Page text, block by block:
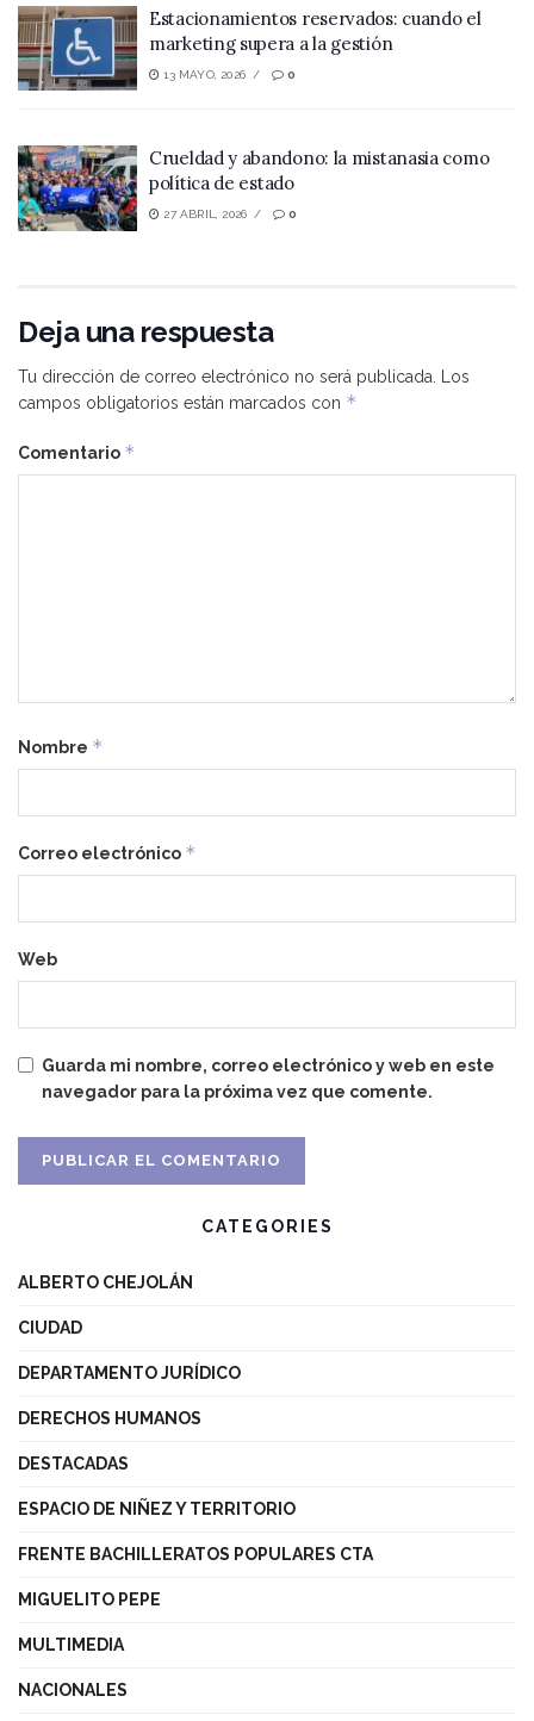
Estacionamientos reservados: cuando el
marketing supera a la gestión
13 MAYO, 2026 0
Crueldad y abandono: la mistanasia como
política de estado
27 ABRIL, 2026 0
Deja una respuesta
Tu dirección de correo electrónico no será publicada. Los
campos obligatorios están marcados con *
Comentario *
Nombre *
Correo electrónico *
Web
Guarda mi nombre, correo electrónico y web en este
navegador para la próxima vez que comente.
CATEGORIES
ALBERTO CHEJOLÁN
CIUDAD
DEPARTAMENTO JURÍDICO
DERECHOS HUMANOS
DESTACADAS
ESPACIO DE NIÑEZ Y TERRITORIO
FRENTE BACHILLERATOS POPULARES CTA
MIGUELITO PEPE
MULTIMEDIA
NACIONALES